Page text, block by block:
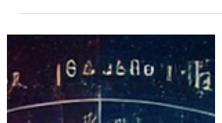
Contra Gramsci y la Ideología
de la Praxis
Marxism and Collapse - Genosis Zero Contra
Gramsci y la Ideología de la Praxis -Leer aquí:
-Scribd (Incluye Tablas)
https://www.scribd.com/document/928915317/En